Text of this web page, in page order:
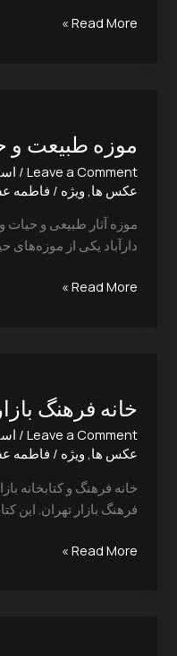
Read More »
موزه طبیعت و
Leave a Comment
/
عکس ها ویژه / فاطمه
موزه آثار طبیعی و
دارآباد یکی از
و
حیات
وحش
Read More »
خانه فرهنگ
Leave a Comment
/
عکس ها, ویژه / فاطمه
خانه فرهنگ و کتابخانه
فرهنگ بازار تهران. این کتابخانه
بازار
تهران
Read More »